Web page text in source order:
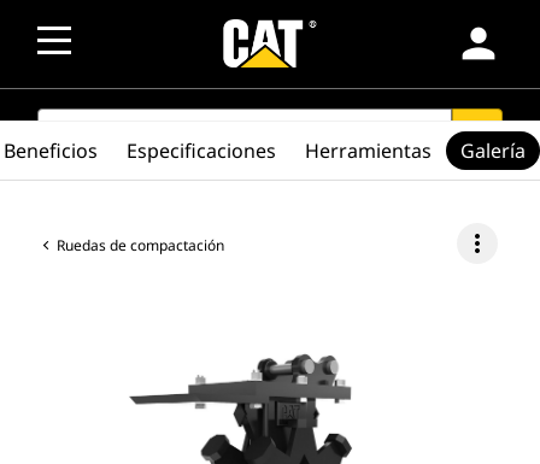
person
SEARCH search
Ruedas de compactación more_vert
Beneficios Especificaciones Herramientas Galería